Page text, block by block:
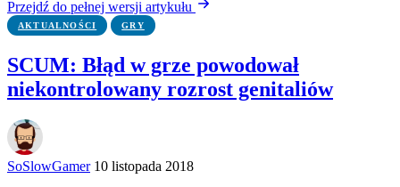
Przejdź do pełnej wersji artykułu
AKTUALNOŚCI GRY
SCUM: Błąd w grze powodował
niekontrolowany rozrost genitaliów
SoSlowGamer 10 listopada 2018